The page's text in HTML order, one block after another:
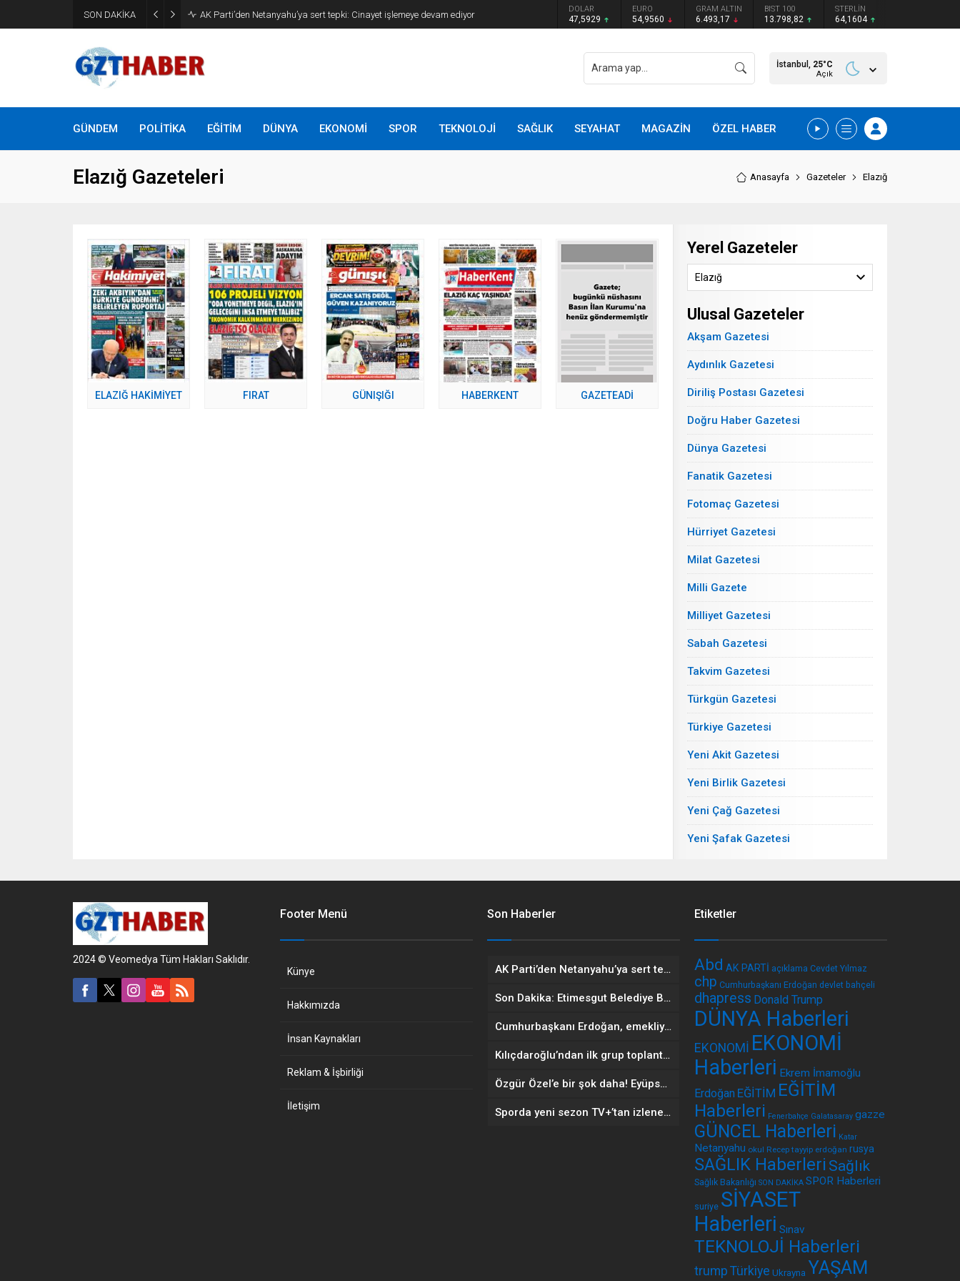
SON DAKİKA AK Parti’den Netanyahu’ya sert tepki: Cinayet işlemeye devam ediyor DOLAR
47,5929
EURO
54,9560
GRAM ALTIN
6.493,17
BIST 100
13.798,82
STERLİN
64,1604
İstanbul, 25°C
Açık
GÜNDEM POLİTİKA EĞİTİM DÜNYA EKONOMİ SPOR TEKNOLOJİ SAĞLIK SEYAHAT MAGAZİN ÖZEL HABER
Elazığ Gazeteleri Anasayfa Gazeteler Elazığ
ELAZIĞ HAKİMİYET FIRAT GÜNIŞIĞI HABERKENT GAZETEADI
Yerel Gazeteler
Elazığ
Ulusal Gazeteler
Akşam Gazetesi
Aydınlık Gazetesi
Diriliş Postası Gazetesi
Doğru Haber Gazetesi
Dünya Gazetesi
Fanatik Gazetesi
Fotomaç Gazetesi
Hürriyet Gazetesi
Milat Gazetesi
Milli Gazete
Milliyet Gazetesi
Sabah Gazetesi
Takvim Gazetesi
Türkgün Gazetesi
Türkiye Gazetesi
Yeni Akit Gazetesi
Yeni Birlik Gazetesi
Yeni Çağ Gazetesi
Yeni Şafak Gazetesi
2024 © Veomedya Tüm Hakları Saklıdır.
Footer Menü
Künye
Hakkımızda
İnsan Kaynakları
Reklam & İşbirliği
İletişim
Son Haberler
AK Parti’den Netanyahu’ya sert tepki: Cinayet işlemeye devam ediyor
Son Dakika: Etimesgut Belediye Başkanı Erdal Beşikçioğlu görevden uzaklaştırıldı
Cumhurbaşkanı Erdoğan, emekliye sevk edilen Orgeneral Kadıoğlu’nu kabul etti
Kılıçdaroğlu’ndan ilk grup toplantısında sert sözler: Hırsızın yanında durulmaz!
Özgür Özel’e bir şok daha! Eyüpsultan Belediye Başkanı Özmen kararını açıkladı
Sporda yeni sezon TV+’tan izlenecek
Etiketler
Abd AK PARTİ açıklama Cevdet Yılmaz
chp Cumhurbaşkanı Erdoğan devlet bahçeli
dhapress Donald Trump
DÜNYA Haberleri
EKONOMİ EKONOMİ
Haberleri Ekrem İmamoğlu
Erdoğan EĞİTİM EĞİTİM
Haberleri Fenerbahçe Galatasaray gazze
GÜNCEL Haberleri Katar
Netanyahu okul Recep tayyip erdoğan rusya
SAĞLIK Haberleri Sağlık
Sağlık Bakanlığı SON DAKİKA SPOR Haberleri
suriye SİYASET
Haberleri Sınav
TEKNOLOJİ Haberleri
trump Türkiye Ukrayna YAŞAM